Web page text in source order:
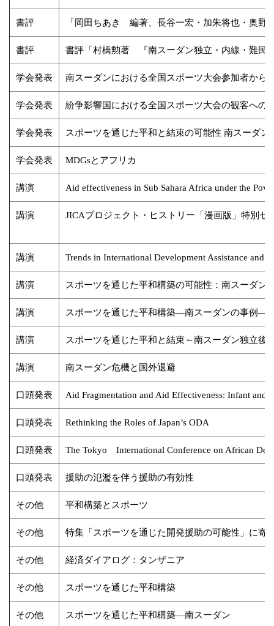
書評 「岡田ちあき 編著、長谷一宏・加朱将也・奥
書評 書評「村橋勲著 『南スーダン独立・内線・難民
学会発表 南スーダンにおける全国スポーツ大会参加者から
学会発表 紛争影響国における全国スポーツ大会の観客への
学会発表 スポーツを通じた平和と結束の可能性 南スーダン
学会発表 MDGsとアフリカ
講演 Aid effectiveness in Sub Sahara Africa under the
講演 JICAプロジェクト・ヒストリー「漫画版」特別
講演 Trends in International Development Assistance
講演 スポーツを通じた平和構築の可能性：南スーダン
講演 スポーツを通じた平和構築―南スーダンの事例―
講演 スポーツを通じた平和と結束～南スーダン独立後
講演 南スーダン危機と国外退避
口頭発表 Aid Fragmentation and Aid Effectiveness: Infant
口頭発表 Rethinking the Roles of Japan’s ODA
口頭発表 The Tokyo International Conference on African
口頭発表 援助の氾濫を伴う援助の有効性
その他 平和構築とスポーツ
その他 特集「スポーツを通じた開発援助の可能性」に
その他 経済ダイアログ：タンザニア
その他 スポーツを通じた平和構築
その他 スポーツを通じた平和構築―南スーダン